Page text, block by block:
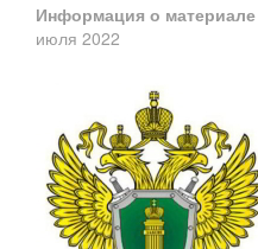
Информация о материале
июля 2022